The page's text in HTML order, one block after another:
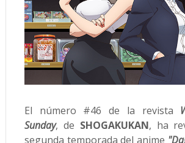
El número #46 de la revista
Sunday, de SHOGAKUKAN, ha
segunda temporada del anime